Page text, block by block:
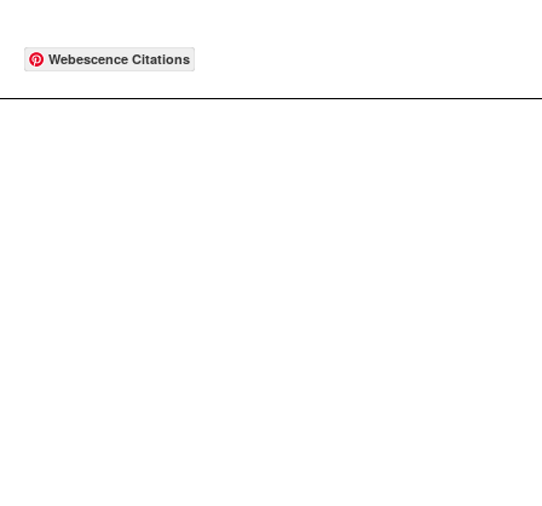
Webescence Citations